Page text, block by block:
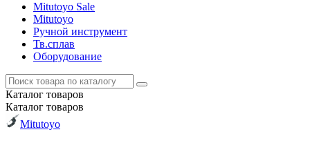
Mitutoyo Sale
Mitutoyo
Ручной инструмент
Тв.сплав
Оборудование
Каталог товаров
Каталог товаров
Mitutoyo